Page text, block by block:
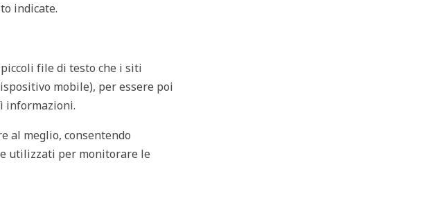
indicate.
file di testo che i siti
mobile), per essere poi
informazioni.
al meglio, consentendo
utilizzati per monitorare le